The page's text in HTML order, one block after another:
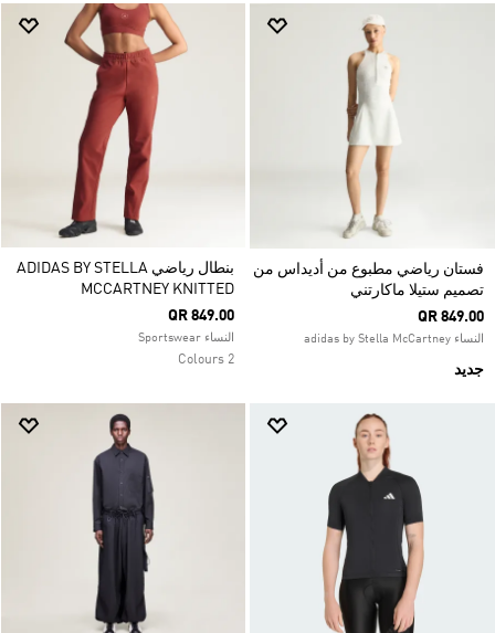
فستان رياضي مطبوع من أديداس من
تصميم ستيلا ماكارتني
QR 849.00
النساء adidas by Stella McCartney
جديد
بنطال رياضي ADIDAS BY STELLA
MCCARTNEY KNITTED
QR 849.00
النساء Sportswear
2 Colours